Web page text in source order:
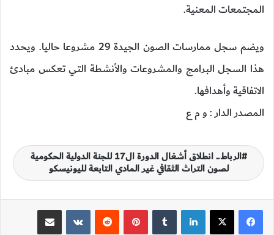
المجتمعات المعنية.
ويضم سجل ممارسات الصون الجيدة 29 مشروعا حاليا. ويحدد
هذا السجل البرامج والمشروعات والأنشطة التي تعكس مبادئ
الاتفاقية وأهدافها.
المصدر الدار : و م ع
الرباط.. انطلاق أشغال الدورة ال17 للجنة الدولية الحكومية
لصون التراث الثقافي غير المادي التابعة لليونيسكو
لينكدإن بينتيريست